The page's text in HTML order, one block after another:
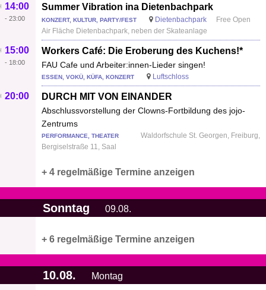
Summer Vibration ina Dietenbachpark
14:00
- 23:00 KONZERT, KULTUR, PARTY/FEST Dietenbachpark
Free Open
Air Fläche Dietenbachpark, neben der Skateanlage
Workers Café: Die Eroberung des Kuchens!*
FAU Cafe und Arbeiter:innen-Lieder singen!
15:00
- 18:00
ESSEN, VOKÜ, KÜFA, KONZERT Luftschloss
DURCH MIT VON EINANDER
Abschlussvorstellung der Clowns-Fortbildung des jojo-
Zentrums
20:00
PERFORMANCE, THEATER
Waldorfschule St. Georgen, Freiburg,
Bergiselstraße 11, Saal
+ 4 regelmäßige Termine anzeigen
Sonntag 09.08.
+ 6 regelmäßige Termine anzeigen
10.08. Montag